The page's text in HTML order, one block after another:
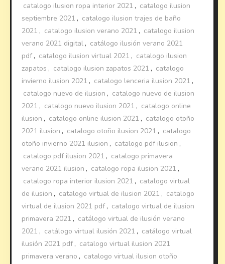
catalogo ilusion ropa interior 2021 , catalogo ilusion
septiembre 2021 , catalogo ilusion trajes de baño
2021 , catalogo ilusion verano 2021 , catalogo ilusion
verano 2021 digital , catálogo ilusión verano 2021
pdf , catalogo ilusion virtual 2021 , catalogo ilusion
zapatos , catalogo ilusion zapatos 2021 , catalogo
invierno ilusion 2021 , catalogo lenceria ilusion 2021 ,
catalogo nuevo de ilusion , catalogo nuevo de ilusion
2021 , catalogo nuevo ilusion 2021 , catalogo online
ilusion , catalogo online ilusion 2021 , catalogo otoño
2021 ilusion , catalogo otoño ilusion 2021 , catalogo
otoño invierno 2021 ilusion , catalogo pdf ilusion ,
catalogo pdf ilusion 2021 , catalogo primavera
verano 2021 ilusion , catalogo ropa ilusion 2021 ,
catalogo ropa interior ilusion 2021 , catalogo virtual
de ilusion , catalogo virtual de ilusion 2021 , catalogo
virtual de ilusion 2021 pdf , catalogo virtual de ilusion
primavera 2021 , catálogo virtual de ilusión verano
2021 , catálogo virtual ilusión 2021 , catálogo virtual
ilusión 2021 pdf , catalogo virtual ilusion 2021
primavera verano , catalogo virtual ilusion otoño